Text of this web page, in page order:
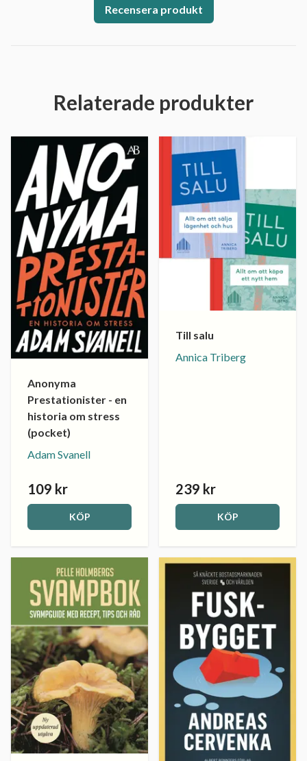
Recensera produkt
Relaterade produkter
Anonyma
Prestationister - en
historia om stress
(pocket)
Adam Svanell
109 kr
KÖP
Till salu
Annica Triberg
239 kr
KÖP